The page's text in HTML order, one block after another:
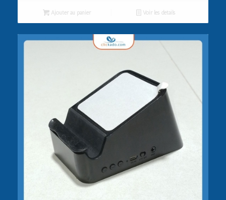
Ajouter au panier Voir les détails